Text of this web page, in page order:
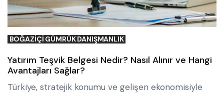
BOĞAZIÇI GÜMRÜK DANIŞMANLIK
Yatırım Teşvik Belgesi Nedir? Nasıl Alınır ve Hangi
Avantajları Sağlar?
Türkiye, stratejik konumu ve gelişen ekonomisiyle